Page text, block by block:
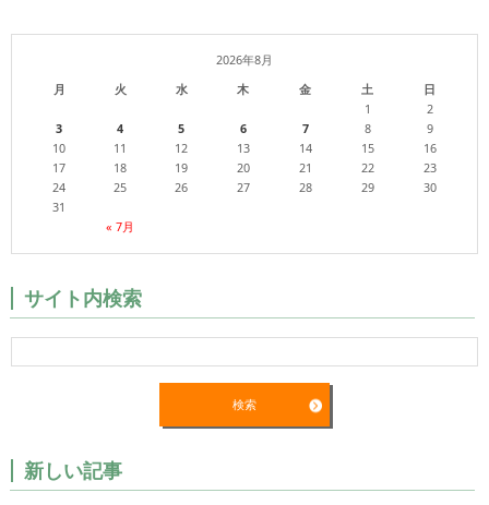
2026年8月
月
火 水 木 金 土 日
« 7月
1
2
3
4 5 6 7 8
9
10
11 12 13 14 15
16
17
18 19 20 21 22
23
24
25 26 27 28 29
30
31
サイト内検索
新しい記事